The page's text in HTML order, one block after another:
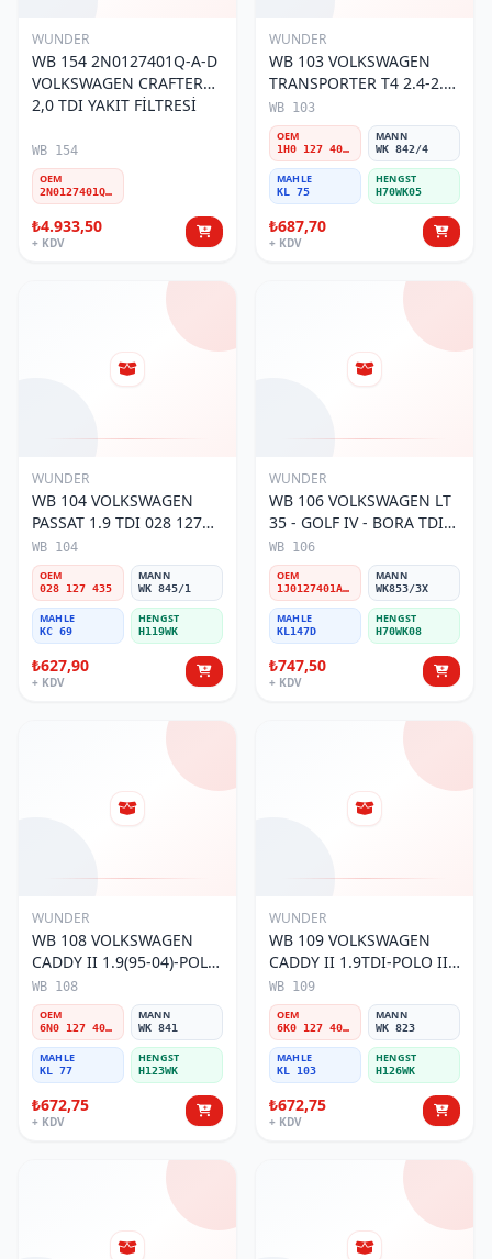
WUNDER
WB 154 2N0127401Q-A-D
VOLKSWAGEN CRAFTER
2,0 TDI YAKIT FİLTRESİ
WB 154
OEM
2N0127401Q-A-D
₺4.933,50
+ KDV
WUNDER
WB 103 VOLKSWAGEN
TRANSPORTER T4 2.4-2.5
MOTOR- CADDY E.M 1H0
127 401 C Yakıt/Mazot
Filtresi
WB 103
OEM
1H0 127 401 C
MANN
WK 842/4
MAHLE
KL 75
HENGST
H70WK05
₺687,70
+ KDV
WUNDER
WB 104 VOLKSWAGEN
PASSAT 1.9 TDI 028 127
435 Yakıt/Mazot Filtresi
WB 104
OEM
028 127 435
MANN
WK 845/1
MAHLE
KC 69
HENGST
H119WK
₺627,90
+ KDV
WUNDER
WB 106 VOLKSWAGEN LT
35 - GOLF IV - BORA TDI
1J0 127 401 Yakıt/Mazot
Filtresi
WB 106
OEM
1J0127401A/2D0127399/1J0127399A
MANN
WK853/3X
MAHLE
KL147D
HENGST
H70WK08
₺747,50
+ KDV
WUNDER
WB 108 VOLKSWAGEN
CADDY II 1.9(95-04)-POLO
III 1.9TDI 6N0 127 401 C
Yakıt/Mazot Filtresi
WB 108
OEM
6N0 127 401 C
MANN
WK 841
MAHLE
KL 77
HENGST
H123WK
₺672,75
+ KDV
WUNDER
WB 109 VOLKSWAGEN
CADDY II 1.9TDI-POLO III
1.9TDI 6K0 127 401 G
Yakıt/Mazot Filtresi
WB 109
OEM
6K0 127 401 G
MANN
WK 823
MAHLE
KL 103
HENGST
H126WK
₺672,75
+ KDV